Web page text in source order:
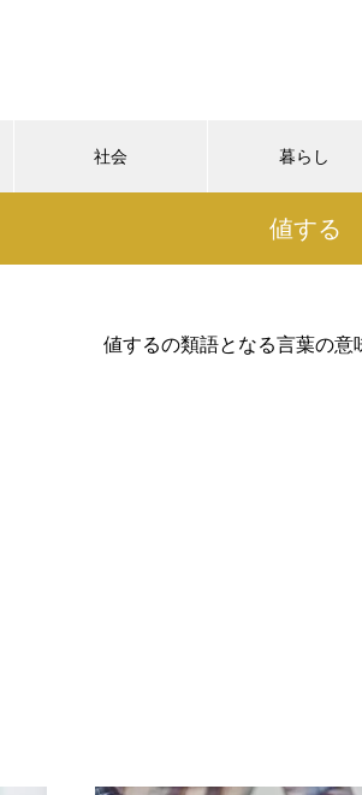
社会 暮らし
値する
値するの類語となる言葉の意